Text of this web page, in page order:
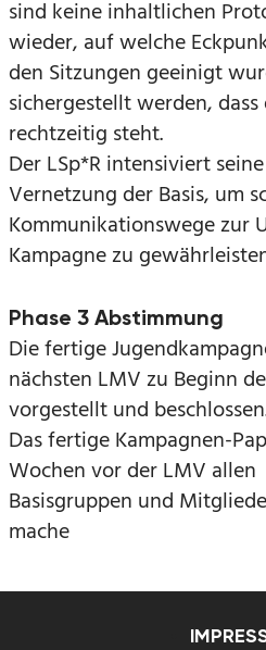
sind keine inhaltlichen
wieder, auf welche
den Sitzungen geeinigt
sichergestellt werden,
rechtzeitig steht.
Der LSp*R intensiviert
Vernetzung der Basis, um
Kommunikationswege zur
Kampagne zu
Phase 3 Abstimmung
Die fertige
nächsten LMV zu Beginn
vorgestellt und
Das fertige Kampagnen-
Wochen vor der LMV allen
Basisgruppen und
mache